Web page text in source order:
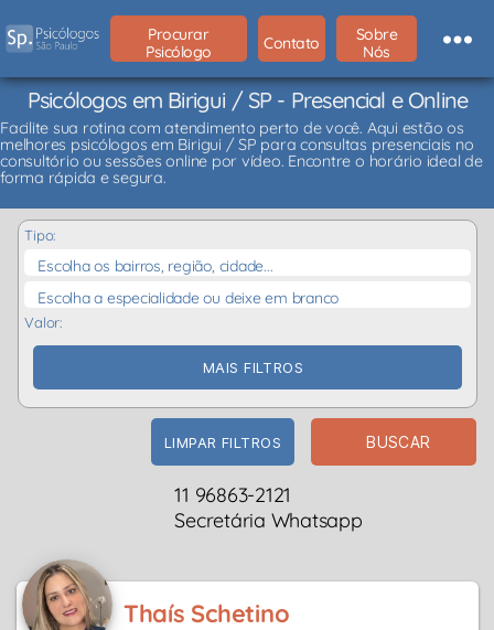
Procurar
Psicólogo
Contato
Sobre
Nós
Psicólogos em Birigui / SP - Presencial e Online
Facilite sua rotina com atendimento perto de você. Aqui estão os
melhores psicólogos em Birigui / SP para consultas presenciais no
consultório ou sessões online por vídeo. Encontre o horário ideal de
forma rápida e segura.
Tipo:
Escolha os bairros, região, cidade...
Escolha a especialidade ou deixe em branco
Valor:
MAIS FILTROS
LIMPAR FILTROS BUSCAR
11 96863-2121
Secretária Whatsapp
Thaís Schetino